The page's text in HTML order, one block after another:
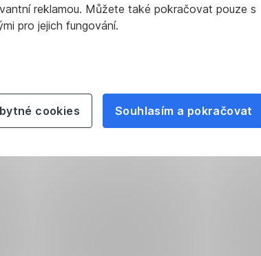
reklamou. Můžete také pokračovat pouze s
pro jejich fungování.
Souhlasím a pokračovat
cookies